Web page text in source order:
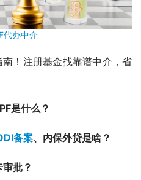
代办中介
南！注册基金找靠谱中介，省
是什么？
备案、内保外贷是啥？
批？